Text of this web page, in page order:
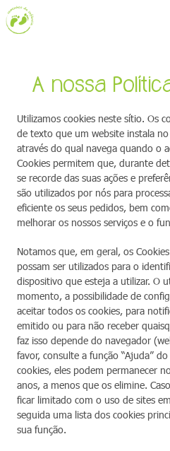
A nossa
Utilizamos cookies neste sítio. Os
de texto que um website instala
através do qual navega quando o
Cookies permitem que, durante
se recorde das suas ações e
são utilizados por nós para
eficiente os seus pedidos, bem
melhorar os nossos serviços e o
Notamos que, em geral, os
possam ser utilizados para o
dispositivo que esteja a utilizar. O
momento, a possibilidade de
aceitar todos os cookies, para
emitido ou para não receber
faz isso depende do navegador
favor, consulte a função “Ajuda”
cookies, eles podem permanecer
anos, a menos que os elimine.
ficar limitado com o uso de sites
seguida uma lista dos cookies
sua função.